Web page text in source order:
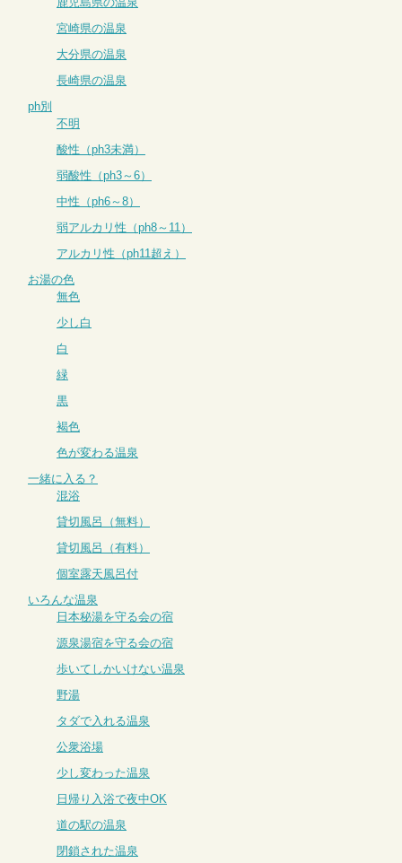
宮崎県の温泉
大分県の温泉
長崎県の温泉
ph別
不明
酸性（ph3未満）
弱酸性（ph3～6）
中性（ph6～8）
弱アルカリ性（ph8～11）
アルカリ性（ph11超え）
お湯の色
無色
少し白
白
緑
黒
褐色
色が変わる温泉
一緒に入る？
混浴
貸切風呂（無料）
貸切風呂（有料）
個室露天風呂付
いろんな温泉
日本秘湯を守る会の宿
源泉湯宿を守る会の宿
歩いてしかいけない温泉
野湯
タダで入れる温泉
公衆浴場
少し変わった温泉
日帰り入浴で夜中OK
道の駅の温泉
閉鎖された温泉